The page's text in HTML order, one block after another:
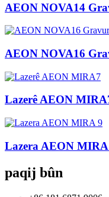
AEON NOVA14
AEON NOVA16
Lazerê AEON
Lazera AEON MIRA
paqij bûn